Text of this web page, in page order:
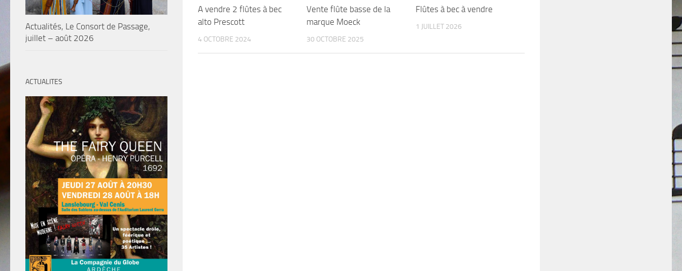
A vendre 2 flûtes à bec
alto Prescott
4 OCTOBRE 2024
Vente flûte basse de la
marque Moeck
30 OCTOBRE 2025
Flûtes à bec à vendre
1 JUILLET 2026
Actualités, Le Consort de Passage,
juillet – août 2026
ACTUALITES